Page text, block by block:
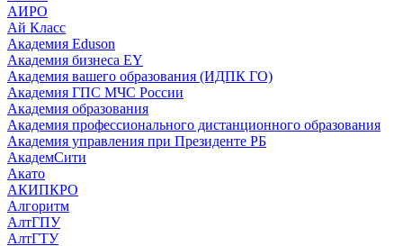
АИРО
Ай Класс
Академия Eduson
Академия бизнеса EY
Академия вашего образования (ИДПК ГО)
Академия ГПС МЧС России
Академия образования
Академия профессионального дистанционного образования
Академия управления при Президенте РБ
АкадемСити
Акато
АКИПКРО
Алгоритм
АлтГПУ
АлтГТУ